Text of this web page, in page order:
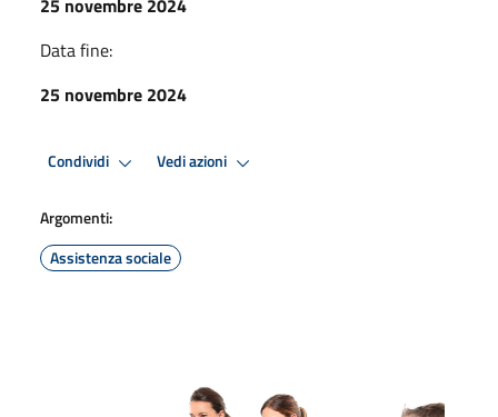
Data fine:
25 novembre 2024
Condividi Vedi azioni
Argomenti:
Assistenza sociale